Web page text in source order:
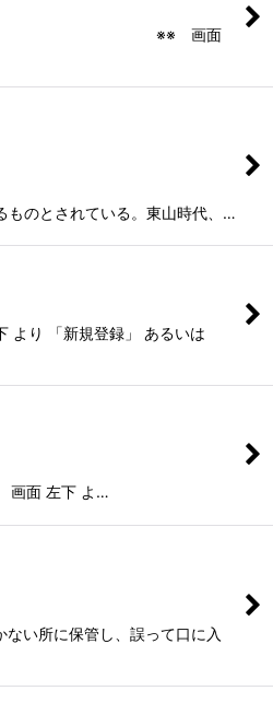
ます。 ※※ 画面
のとされている。東山時代、…
」 あるいは
面 左下 よ…
い所に保管し、誤って口に入